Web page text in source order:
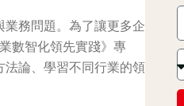
務問題。為了讓更多企
數智化領先實踐》專
論、學習不同行業的領